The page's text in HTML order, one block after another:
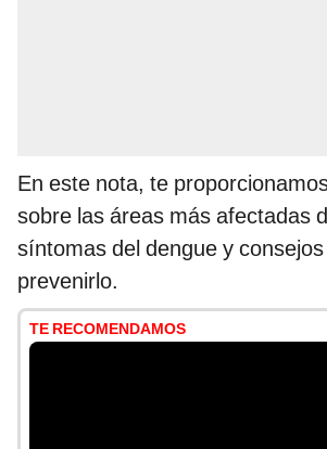
En este nota, te
sobre las áreas más afectadas
síntomas del dengue y
prevenirlo.
TE RECOMENDAMOS